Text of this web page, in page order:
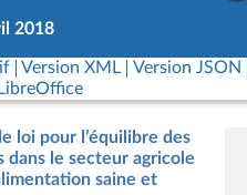
2018
Version XML Version JSON
loi pour l’équilibre des
dans le secteur agricole
saine et